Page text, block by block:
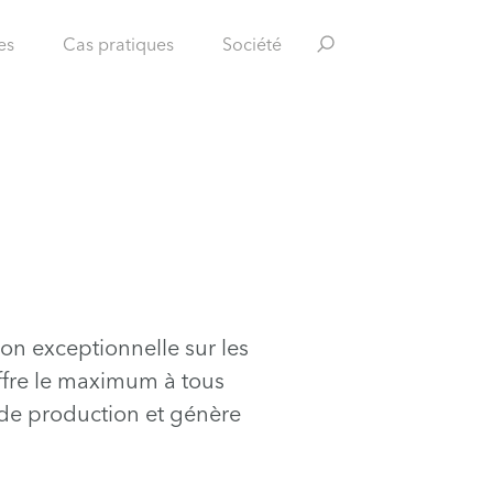
Cas pratiques Société
exceptionnelle sur les
le maximum à tous
production et génère